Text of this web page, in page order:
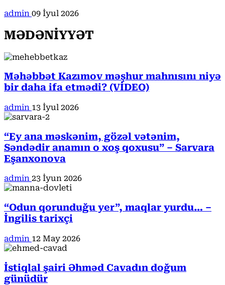
admin 09 İyul 2026
MƏDƏNİYYƏT
Məhəbbət Kazımov məşhur mahnısını niyə
bir daha ifa etmədi? (VİDEO)
admin 13 İyul 2026
“Ey ana məskənim, gözəl vətənim,
Səndədir anamın o xoş qoxusu” – Sarvara
Eşanxonova
admin 23 İyun 2026
“Odun qorunduğu yer”, maqlar yurdu… –
İngilis tarixçi
admin 12 May 2026
İstiqlal şairi Əhməd Cavadın doğum
günüdür